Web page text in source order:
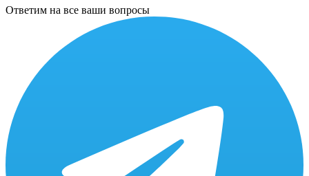
Ответим на все ваши вопросы